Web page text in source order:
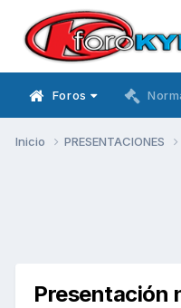
Foros
Inicio PRESENTACIONES
Presentación